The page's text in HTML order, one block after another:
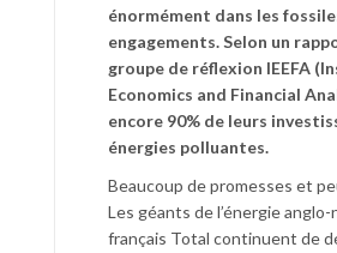
énormément dans les
engagements. Selon un
groupe de réflexion IEEFA
Economics and Financial
encore 90% de leurs
énergies polluantes.
Beaucoup de promesses et
Les géants de l’énergie
français Total continuent de